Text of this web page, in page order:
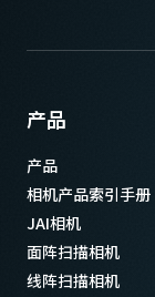
耗电
3 瓦
动作温度 (自然放热时)
-5°C to +45°C
产品
产品
相机产品索引手册
JAI相机
面阵扫描相机
线阵扫描相机